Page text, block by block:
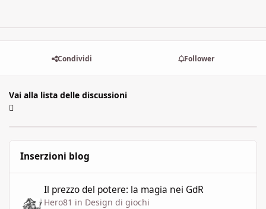
Condividi Follower
Vai alla lista delle discussioni
Inserzioni blog
Il prezzo del potere: la magia nei GdR
Hero81 in Design di giochi